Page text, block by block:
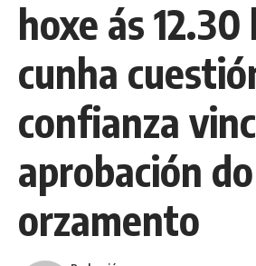
hoxe ás 12.30
cunha
confianza
aprobación do
orzamento